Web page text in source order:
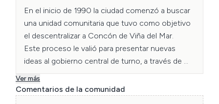
En el inicio de 1990 la ciudad comenzó a buscar
una unidad comunitaria que tuvo como objetivo
el descentralizar a Concón de Viña del Mar.
Este proceso le valió para presentar nuevas
ideas al gobierno central de turno, a través de
una iniciativa legal que se materializó a través de
la ley 19.424, la cual oficializó nuevamente, y por
segunda vez, la creación de la comuna de
Ver más
Comentarios de la comunidad